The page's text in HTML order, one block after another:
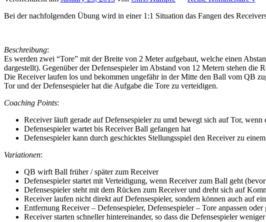
Bei der nachfolgenden Übung wird in einer 1:1 Situation das Fangen des
Beschreibung:
Es werden zwei “Tore” mit der Breite von 2 Meter aufgebaut, welche einen
dargestellt). Gegenüber der Defensespieler im Abstand von 12 Metern stehen die
Die Receiver laufen los und bekommen ungefähr in der Mitte den Ball vom QB
Tor und der Defensespieler hat die Aufgabe die Tore zu verteidigen.
Coaching Points:
Receiver läuft gerade auf Defensespieler zu umd bewegt sich auf Tor,
Defensespieler wartet bis Receiver Ball gefangen hat
Defensespieler kann durch geschicktes Stellungsspiel den Receiver zu
Variationen:
QB wirft Ball früher / später zum Receiver
Defensespieler startet mit Verteidigung, wenn Receiver zum Ball geht
Defensespieler steht mit dem Rücken zum Receiver und dreht sich auf
Receiver laufen nicht direkt auf Defensespieler, sondern können auch auf
Entfernung Receiver – Defensespieler, Defensespieler – Tore anpassen
Receiver starten schneller hintereinander, so dass die Defensespieler